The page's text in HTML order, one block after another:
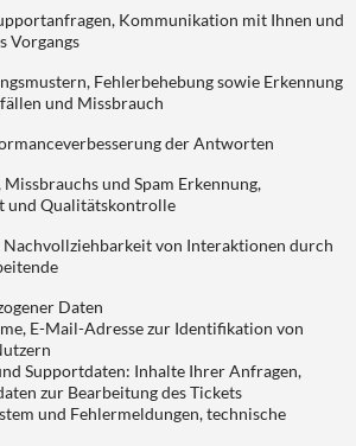
Kommunikation mit Ihnen und
Vorgangs
Fehlerbehebung sowie Erkennung
und Missbrauch
der Antworten
und Spam Erkennung,
und Qualitätskontrolle
von Interaktionen durch
Daten
E-Mail-Adresse zur Identifikation von
Supportdaten: Inhalte Ihrer Anfragen,
zur Bearbeitung des Tickets
und Fehlermeldungen, technische